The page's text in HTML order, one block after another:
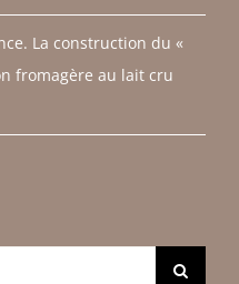
La construction du «
fromagère au lait cru